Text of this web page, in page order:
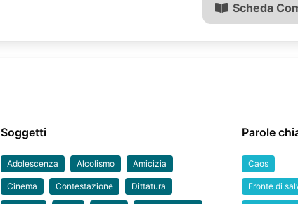
Scheda
Soggetti
Adolescenza Alcolismo Amicizia
Cinema Contestazione Dittatura
Parole
Caos
Fronte di